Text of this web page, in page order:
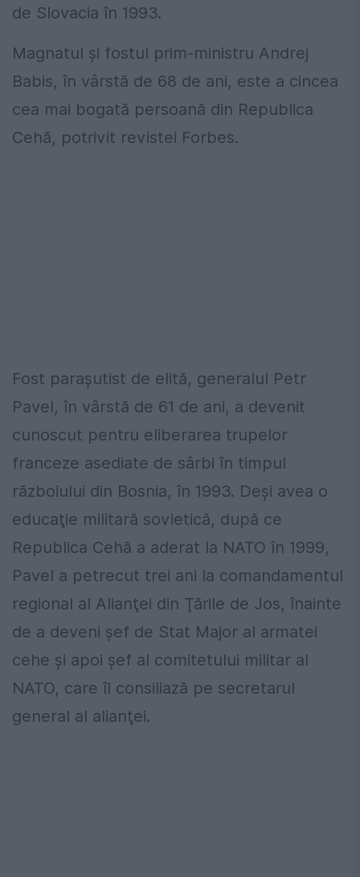
de Slovacia în 1993.
Magnatul şi fostul prim-ministru Andrej
Babis, în vârstă de 68 de ani, este a cincea
cea mai bogată persoană din Republica
Cehă, potrivit revistei Forbes.
Fost paraşutist de elită, generalul Petr
Pavel, în vârstă de 61 de ani, a devenit
cunoscut pentru eliberarea trupelor
franceze asediate de sârbi în timpul
războiului din Bosnia, în 1993. Deşi avea o
educaţie militară sovietică, după ce
Republica Cehă a aderat la NATO în 1999,
Pavel a petrecut trei ani la comandamentul
regional al Alianţei din Ţările de Jos, înainte
de a deveni şef de Stat Major al armatei
cehe şi apoi şef al comitetului militar al
NATO, care îl consiliază pe secretarul
general al alianţei.